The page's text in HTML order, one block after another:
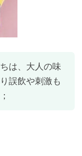
は、大人の味
誤飲や刺激も